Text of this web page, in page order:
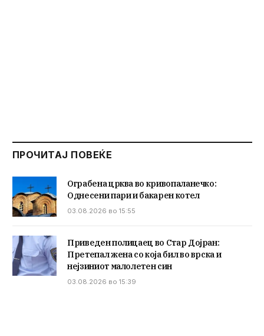
ПРОЧИТАЈ ПОВЕЌЕ
Ограбена црква во кривопаланечко:
Однесени пари и бакарен котел
03.08.2026 во 15:55
Приведен полицаец во Стар Дојран:
Претепал жена со која бил во врска и
нејзиниот малолетен син
03.08.2026 во 15:39